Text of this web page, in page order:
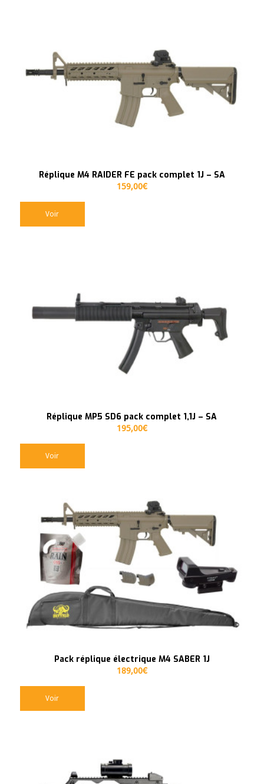
Réplique M4 RAIDER FE pack complet 1J – SA
159,00€
Voir
Réplique MP5 SD6 pack complet 1,1J – SA
195,00€
Voir
Pack réplique électrique M4 SABER 1J
189,00€
Voir